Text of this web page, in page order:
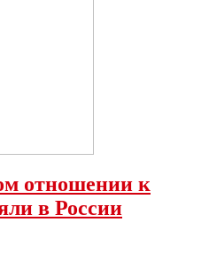
отношении к
в России